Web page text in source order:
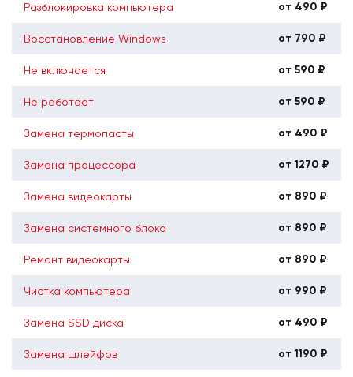
Разблокировка компьютера от 490 ₽
Восстановление Windows от 790 ₽
Не включается от 590 ₽
Не работает от 590 ₽
Замена термопасты от 490 ₽
Замена процессора от 1270 ₽
Замена видеокарты от 890 ₽
Замена системного блока от 890 ₽
Ремонт видеокарты от 890 ₽
Чистка компьютера от 990 ₽
Замена SSD диска от 490 ₽
Замена шлейфов от 1190 ₽